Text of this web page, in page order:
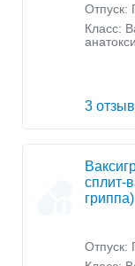
Отпуск:
Класс:
3
сплит-
гриппа)
Отпуск: